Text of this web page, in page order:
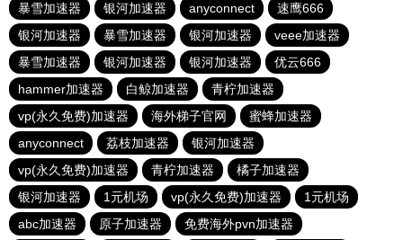
暴雪加速器
银河加速器 anyconnect
速鹰666
银河加速器
暴雪加速器 银河加速器
veee加速器
暴雪加速器
银河加速器 银河加速器
优云666
hammer加速器
白鲸加速器
青柠加速器
vp(永久免费)加速器
海外梯子官网
蜜蜂加速器
anyconnect
荔枝加速器
银河加速器
vp(永久免费)加速器
青柠加速器
橘子加速器
银河加速器
1元机场 vp(永久免费)加速器
1元机场
abc加速器
原子加速器 免费海外pvn加速器